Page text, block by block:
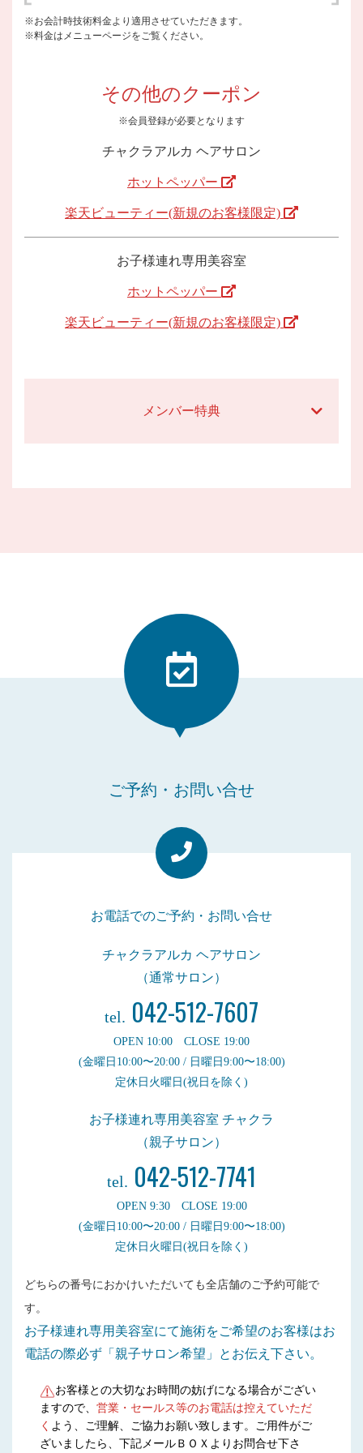
※お会計時技術料金より適用させていただきます。
※料金はメニューページをご覧ください。
その他のクーポン
※会員登録が必要となります
チャクラアルカ ヘアサロン
ホットペッパー
楽天ビューティー(新規のお客様限定)
お子様連れ専用美容室
ホットペッパー
楽天ビューティー(新規のお客様限定)
メンバー特典
ご予約・お問い合せ
お電話でのご予約・お問い合せ
チャクラアルカ ヘアサロン
（通常サロン）
tel. 042-512-7607
OPEN 10:00 CLOSE 19:00
(金曜日10:00〜20:00 / 日曜日9:00〜18:00)
定休日火曜日(祝日を除く)
お子様連れ専用美容室 チャクラ
（親子サロン）
tel. 042-512-7741
OPEN 9:30 CLOSE 19:00
(金曜日10:00〜20:00 / 日曜日9:00〜18:00)
定休日火曜日(祝日を除く)
どちらの番号におかけいただいても全店舗のご予約可能で
す。
お子様連れ専用美容室にて施術をご希望のお客様はお
電話の際必ず「親子サロン希望」とお伝え下さい。
お客様との大切なお時間の妨げになる場合がござい
ますので、営業・セールス等のお電話は控えていただ
く よう、ご理解、ご協力お願い致します。ご用件がご
ざいましたら、下記メールＢＯＸよりお問合せ下さ